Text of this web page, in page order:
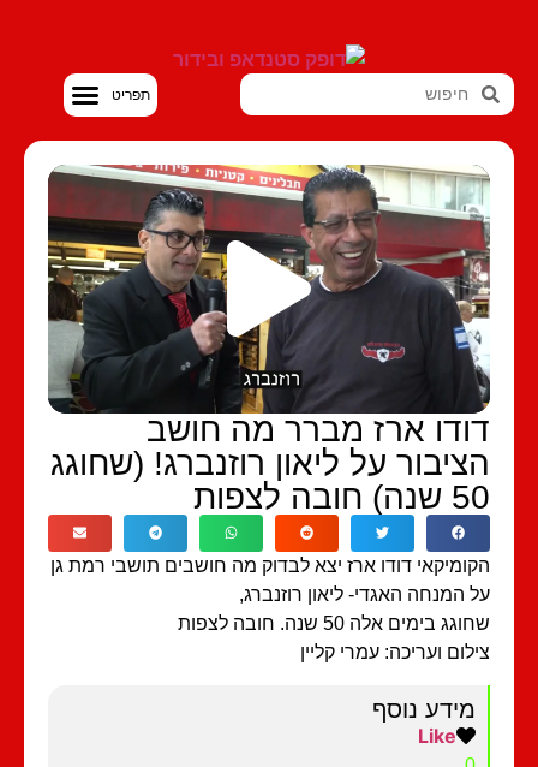
ארז מברר מה חושב
על ליאון רוזנברג! (שחוגג
דודו ארז יצא לבדוק מה חושבים תושבי רמת גן
המנחה האגדי- ליאון רוזנברג,
בימים אלה 50 שנה. חובה לצפות
ועריכה: עמרי קליין
מידע נוסף